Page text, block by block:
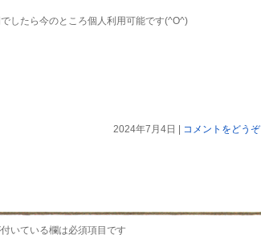
したら今のところ個人利用可能です(^O^)
2024年7月4日
コメントをどうぞ
いている欄は必須項目です